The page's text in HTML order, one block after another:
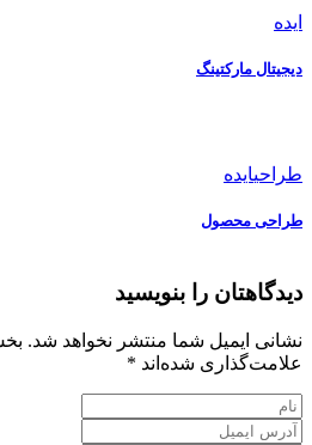
ایده
دیجیتال مارکتینگ
طراحیایده
طراحی محصول
دیدگاهتان را بنویسید
نشانی ایمیل شما منتشر نخواهد شد.
علامت‌گذاری شده‌اند*